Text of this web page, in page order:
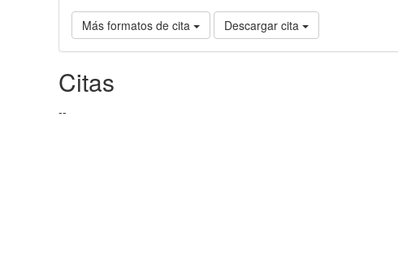
Más formatos de cita Descargar cita
Citas
--